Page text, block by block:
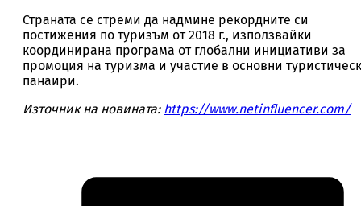
Страната се стреми да надмине рекордните си
постижения по туризъм от 2018 г., използвайки
координирана програма от глобални инициативи за
промоция на туризма и участие в основни
панаири.
Източник на новината: https://www.netinfluencer.com/